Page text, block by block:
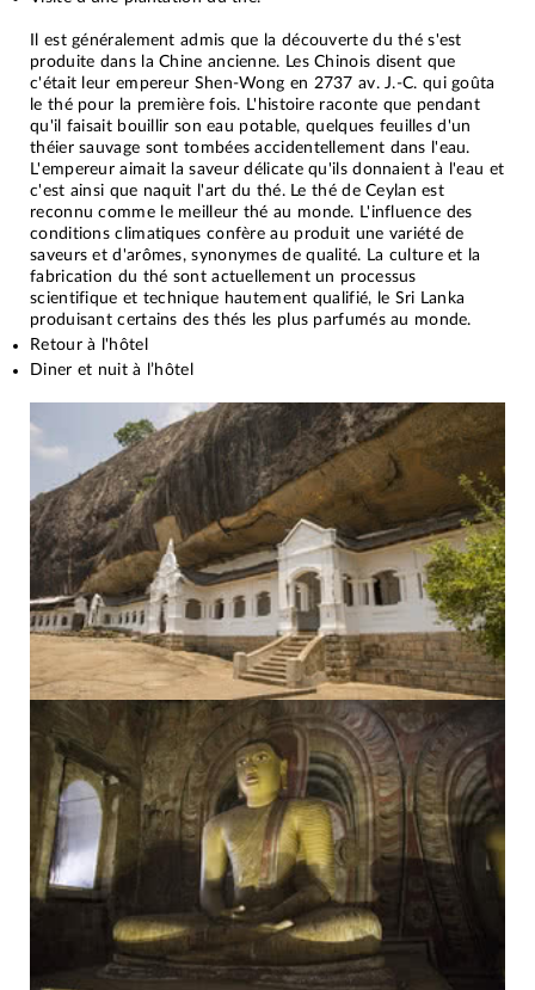
Il est généralement admis que la découverte du thé s'est
produite dans la Chine ancienne. Les Chinois disent que
c'était leur empereur Shen-Wong en 2737 av. J.-C. qui goûta
le thé pour la première fois. L'histoire raconte que pendant
qu'il faisait bouillir son eau potable, quelques feuilles d'un
théier sauvage sont tombées accidentellement dans l'eau.
L'empereur aimait la saveur délicate qu'ils donnaient à l'eau et
c'est ainsi que naquit l'art du thé. Le thé de Ceylan est
reconnu comme le meilleur thé au monde. L'influence des
conditions climatiques confère au produit une variété de
saveurs et d'arômes, synonymes de qualité. La culture et la
fabrication du thé sont actuellement un processus
scientifique et technique hautement qualifié, le Sri Lanka
produisant certains des thés les plus parfumés au monde.
Retour à l'hôtel
Diner et nuit à l’hôtel